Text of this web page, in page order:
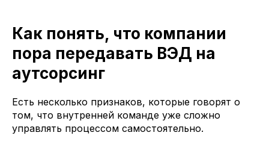
Как понять, что компании
пора передавать ВЭД на
аутсорсинг
Есть несколько признаков, которые говорят о
том, что внутренней команде уже сложно
управлять процессом самостоятельно.